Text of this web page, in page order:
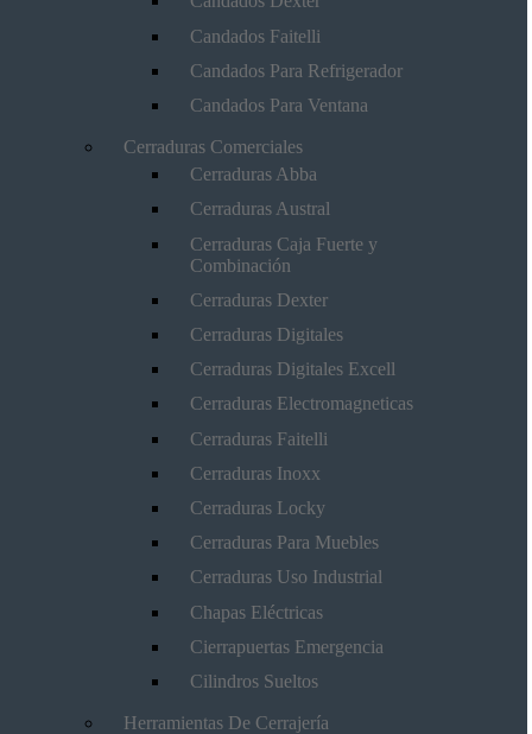
Candados Faitelli
Candados Para Refrigerador
Candados Para Ventana
Cerraduras Comerciales
Cerraduras Abba
Cerraduras Austral
Cerraduras Caja Fuerte y
Combinación
Cerraduras Dexter
Cerraduras Digitales
Cerraduras Digitales Excell
Cerraduras Electromagneticas
Cerraduras Faitelli
Cerraduras Inoxx
Cerraduras Locky
Cerraduras Para Muebles
Cerraduras Uso Industrial
Chapas Eléctricas
Cierrapuertas Emergencia
Cilindros Sueltos
Herramientas De Cerrajería